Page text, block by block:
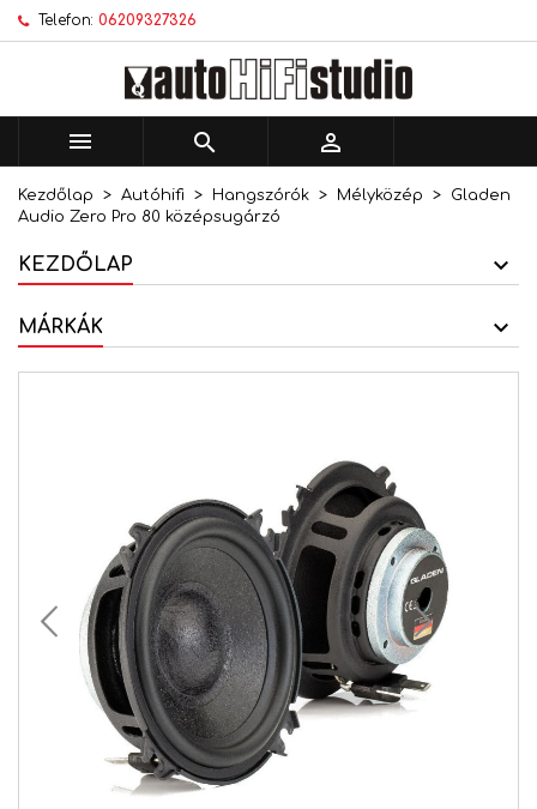
Telefon: 06209327326
  
Kezdőlap Autóhifi Hangszórók Mélyközép
Gladen
Audio Zero Pro 80 középsugárzó
KEZDŐLAP
MÁRKÁK
Kívánságlistáim ×
Új lista létrehozása
Kívánságlista létrehozása ×
Kívánságlista neve
Bejelentkezés ×
történő mentéséhez.
Mégsem Bejelentkezés